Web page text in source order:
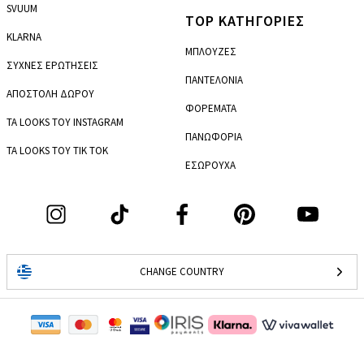
SVUUM
KLARNA
ΣΥΧΝΕΣ ΕΡΩΤΗΣΕΙΣ
ΑΠΟΣΤΟΛΗ ΔΩΡΟΥ
ΤΑ LOOKS ΤΟΥ INSTAGRAM
ΤΑ LOOKS ΤΟΥ TIK TOK
CHANGE COUNTRY
TOP ΚΑΤΗΓΟΡΙΕΣ
ΜΠΛΟΥΖΕΣ
ΠΑΝΤΕΛΟΝΙΑ
ΦΟΡΕΜΑΤΑ
ΠΑΝΩΦΟΡΙΑ
ΕΣΩΡΟΥΧΑ